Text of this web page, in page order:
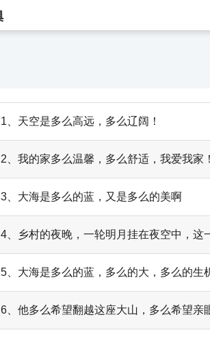
1、天空是多么高远，多么辽阔！
2、我的家多么温馨，多么舒适，我爱我家！
3、大海是多么的蓝，又是多么的美啊
4、乡村的夜晚，一轮明月挂在夜空中，
5、大海是多么的蓝，多么的大，多么的生
6、他多么希望翻越这座大山，多么希望亲